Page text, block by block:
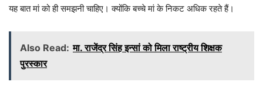
यह बात मां को ही समझनी चाहिए। क्योंकि बच्चे मां के निकट अधिक रहते हैं।
Also Read: मा. राजेंद्र सिंह इन्सां को मिला राष्ट्रीय शिक्षक
पुरस्कार